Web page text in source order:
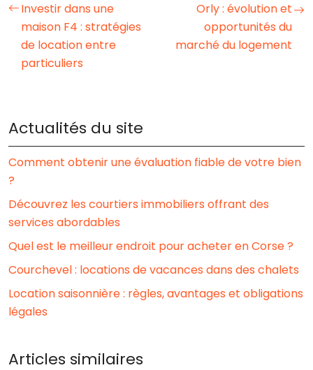
Investir dans une
maison F4 : stratégies
de location entre
particuliers
Orly : évolution et
opportunités du
marché du logement
Actualités du site
Comment obtenir une évaluation fiable de votre bien
?
Découvrez les courtiers immobiliers offrant des
services abordables
Quel est le meilleur endroit pour acheter en Corse ?
Courchevel : locations de vacances dans des chalets
Location saisonnière : règles, avantages et obligations
légales
Articles similaires